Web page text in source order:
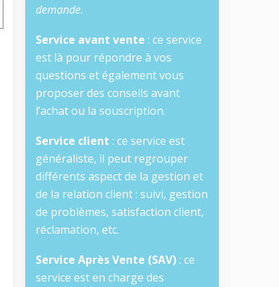
demande.
Service avant vente : ce service
est là pour répondre à vos
questions et également vous
proposer des conseils avant
l’achat ou la souscription.
Service client : ce service est
généraliste, il peut regrouper
différents aspect de la gestion et
de la relation client : suivi, gestion
de problèmes, satisfaction client,
réclamation, etc.
Service Après Vente (SAV) : ce
service est en charge des